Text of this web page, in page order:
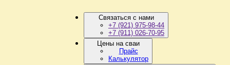
Связаться с нами
+7 (921) 975-98-44
+7 (911) 026-70-95
Цены на сваи
Прайс
Калькулятор